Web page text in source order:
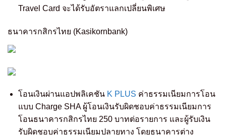
Travel Card จะได้รับอัตราแลกเปลี่ยนพิเศษ
ธนาคารกสิกรไทย (Kasikornbank)
โอนเงินผ่านแอปพลิเคชัน K PLUS ค่าธรรมเนียมการโอน
แบบ Charge SHA ผู้โอนเงินรับผิดชอบค่าธรรมเนียมการ
โอนธนาคารกสิกรไทย 250 บาทต่อรายการ และผู้รับเงิน
รับผิดชอบค่าธรรมเนียมปลายทาง โดยธนาคารต่าง